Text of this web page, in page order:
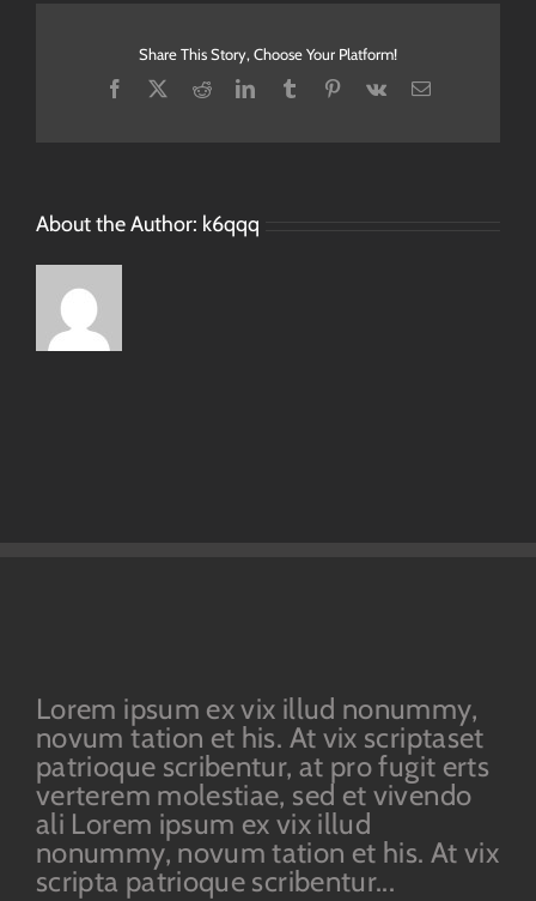
integer
vitae
non.
Share This Story, Choose Your Platform!
Facebook RedditLinkedInTumblr Pinterest
Vk Email
About the Author: k6qqq
Lorem ipsum ex vix illud nonummy,
novum tation et his. At vix scriptaset
patrioque scribentur, at pro fugit erts
verterem molestiae, sed et vivendo
ali Lorem ipsum ex vix illud
nonummy, novum tation et his. At vix
scripta patrioque scribentur...